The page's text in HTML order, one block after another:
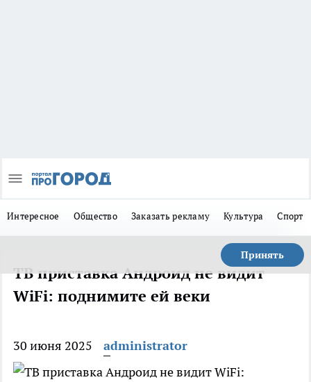
Интересное Общество Заказать рекламу Культура Спорт
Принять
ТВ приставка Андроид не видит
WiFi: поднимите ей веки
30 июня 2025 administrator